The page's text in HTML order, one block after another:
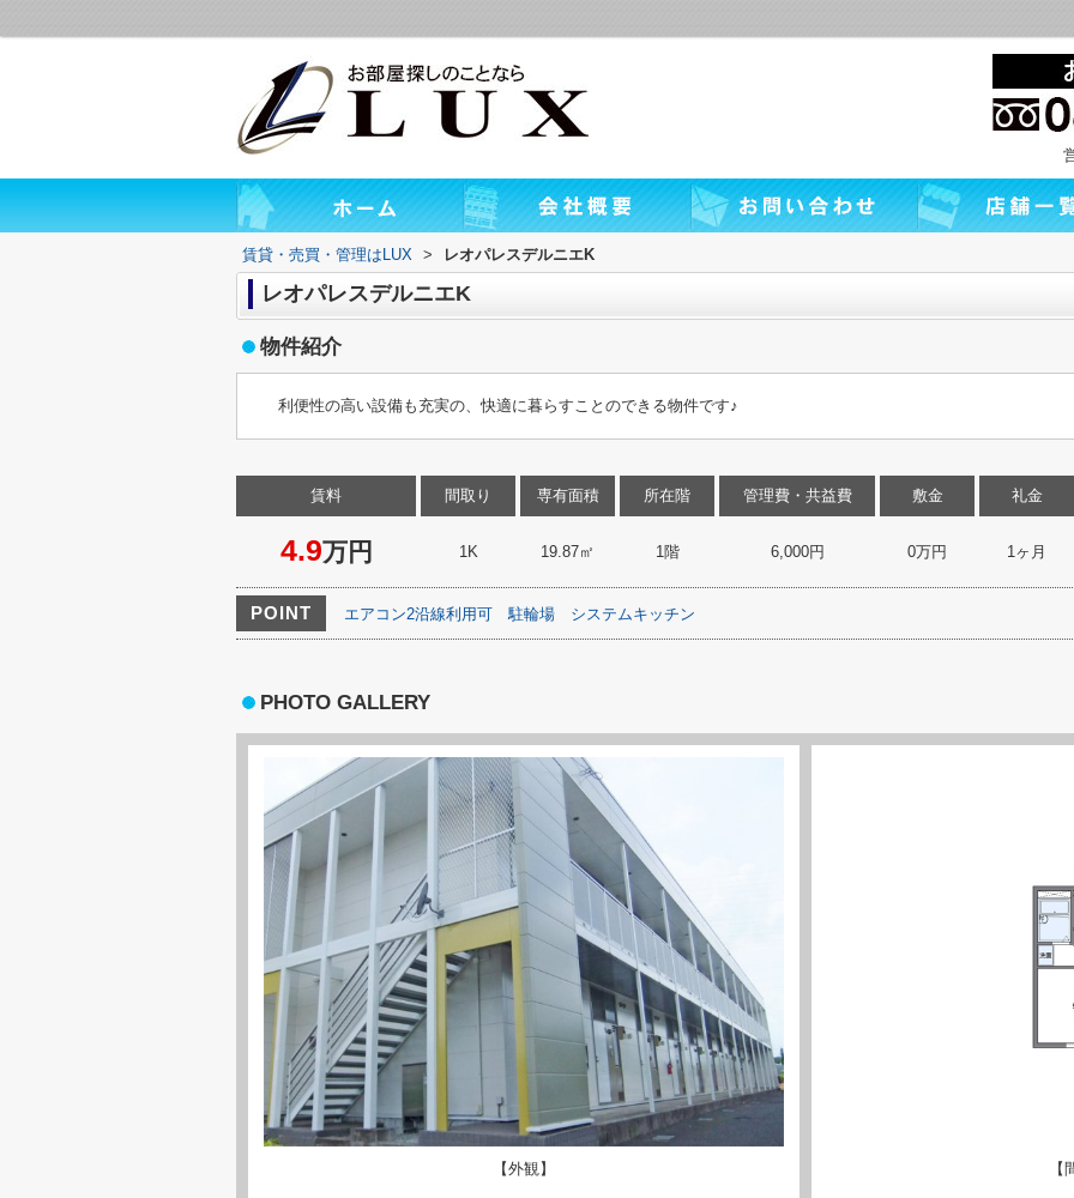
賃貸・売買・管理はLUX > レオパレスデルニエK
レオパレスデルニエK
物件紹介
利便性の高い設備も充実の、快適に暮らすことのできる物件です♪
賃料
4.9万円
間取り
1K
専有面積
19.87㎡
所在階
1階
管理費・共益費
6,000円
敷金
0万円
礼金
1ヶ月
POINT エアコン2沿線利用可 駐輪場 システムキッチン
PHOTO GALLERY
【外観】 【